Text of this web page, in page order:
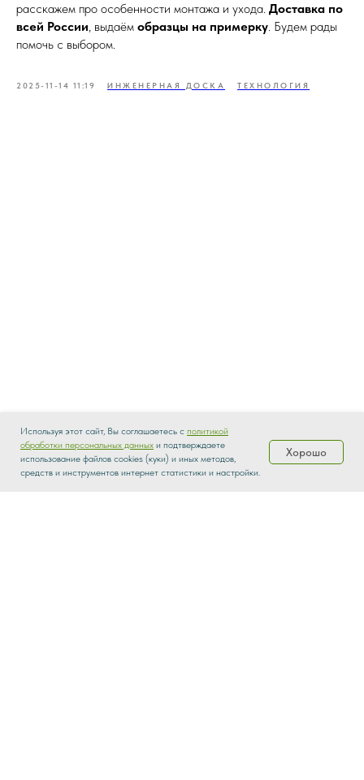
Каталог Распродажа Доставка
расскажем про особенности монтажа и ухода. Доставка по
всей России, выдаём образцы на примерку. Будем рады
помочь с выбором.
2025-11-14 11:19 ИНЖЕНЕРНАЯ ДОСКА ТЕХНОЛОГИЯ
Используя этот сайт, Вы соглашаетесь с политикой
обработки персональных данных и подтверждаете
использование файлов cookies (куки) и иных методов,
средств и инструментов интернет статистики и настройки.
Хорошо